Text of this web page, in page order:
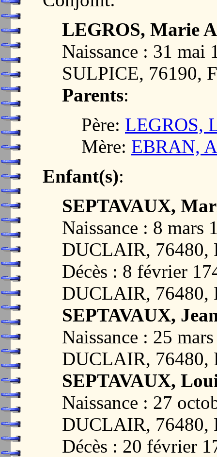
LEGROS, Marie
Naissance : 31
SULPICE, 76190,
Parents:
Père: LEGROS,
Mère: EBRAN,
Enfant(s):
SEPTAVAUX,
Naissance : 8 mars
DUCLAIR, 76480,
Décès : 8 février
DUCLAIR, 76480,
SEPTAVAUX,
Naissance : 25
DUCLAIR, 76480,
SEPTAVAUX,
Naissance : 27
DUCLAIR, 76480,
Décès : 20 février